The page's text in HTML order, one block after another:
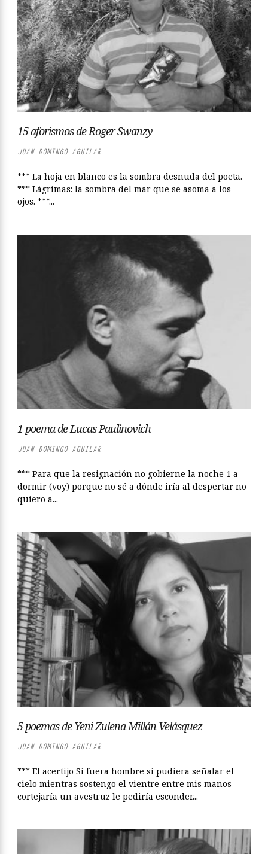
15 aforismos de Roger Swanzy
JUAN DOMINGO AGUILAR
*** La hoja en blanco es la sombra desnuda del poeta.
*** Lágrimas: la sombra del mar que se asoma a los
ojos. ***...
1 poema de Lucas Paulinovich
JUAN DOMINGO AGUILAR
*** Para que la resignación no gobierne la noche 1 a
dormir (voy) porque no sé a dónde iría al despertar no
quiero a...
5 poemas de Yeni Zulena Millán Velásquez
JUAN DOMINGO AGUILAR
*** El acertijo Si fuera hombre si pudiera señalar el
cielo mientras sostengo el vientre entre mis manos
cortejaría un avestruz le pediría esconder...